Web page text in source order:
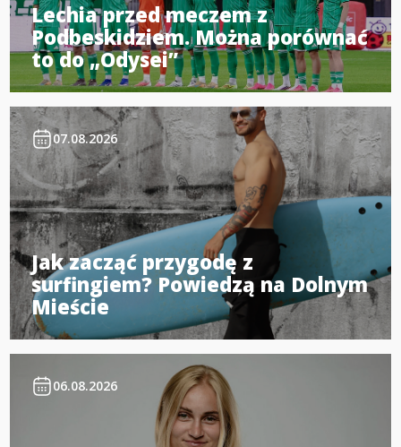
Lechia przed meczem z
Podbeskidziem. Można porównać
to do „Odysei”
07.08.2026
Jak zacząć przygodę z
surfingiem? Powiedzą na Dolnym
Mieście
06.08.2026